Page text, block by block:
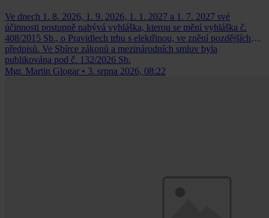
Ve dnech 1. 8. 2026, 1. 9. 2026, 1. 1. 2027 a 1. 7. 2027 své
účinnosti postupně nabývá vyhláška, kterou se mění vyhláška č.
408/2015 Sb., o Pravidlech trhu s elektřinou, ve znění pozdějších
předpisů. Ve Sbírce zákonů a mezinárodních smluv byla
publikována pod č. 132/2026 Sb.
Mgr. Martin Glogar • 3. srpna 2026, 08:22